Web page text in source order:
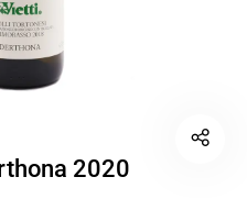
2020